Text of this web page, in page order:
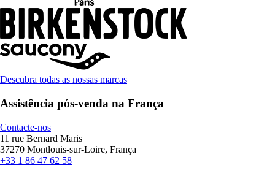
Descubra todas as nossas marcas
Assistência pós-venda na França
Contacte-nos
11 rue Bernard Maris
37270 Montlouis-sur-Loire, França
+33 1 86 47 62 58